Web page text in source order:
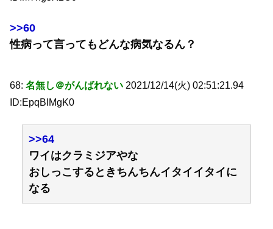
>>60
性病って言ってもどんな病気なるん？
68: 名無し＠がんばれない 2021/12/14(火) 02:51:21.94
ID:EpqBlMgK0
>>64
ワイはクラミジアやな
おしっこするときちんちんイタイイタイに
なる